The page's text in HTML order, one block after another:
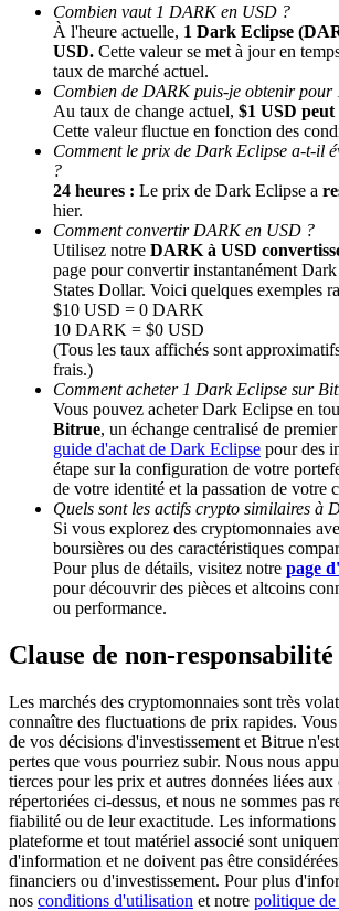
Jusqu'à 65 % de commissions !
Parrainage
Invitez un ami pour recevoir des
BTC Welcome Rewards
BTC Welcome Rewards
Deposit CASHCAT & Win
Share 500000 CASHCAT prize pool
Exclusive for BitMart Users
Register & Trade to Win 500,000 USDT
Combien vaut 1 DARK en USD ?
À l'heure actuelle, 1 Dark Eclipse
USD. Cette valeur se met à jour en
taux de marché actuel.
Combien de DARK puis-je obtenir pour
Au taux de change actuel, $1 USD
Cette valeur fluctue en fonction des
Comment le prix de Dark Eclipse a-t-il
?
24 heures : Le prix de Dark Eclipse a
hier.
Comment convertir DARK en USD ?
Utilisez notre DARK à USD
page pour convertir instantanément
States Dollar. Voici quelques exemples
$10 USD = 0 DARK
10 DARK = $0 USD
(Tous les taux affichés sont
frais.)
Comment acheter 1 Dark Eclipse sur
Vous pouvez acheter Dark Eclipse en
Bitrue, un échange centralisé de
guide d'achat de Dark Eclipse pour des
étape sur la configuration de votre
de votre identité et la passation de votre
Quels sont les actifs crypto similaires à
Si vous explorez des cryptomonnaies
boursières ou des caractéristiques
Pour plus de détails, visitez notre page
pour découvrir des pièces et altcoins
ou performance.
Clause de non-responsabilité
Les marchés des cryptomonnaies sont très
connaître des fluctuations de prix rapides. Vous
de vos décisions d'investissement et Bitrue
pertes que vous pourriez subir. Nous nous
tierces pour les prix et autres données liées
répertoriées ci-dessus, et nous ne sommes pas
fiabilité ou de leur exactitude. Les informations
plateforme et tout matériel associé sont
d'information et ne doivent pas être
financiers ou d'investissement. Pour plus
nos conditions d'utilisation et notre politique